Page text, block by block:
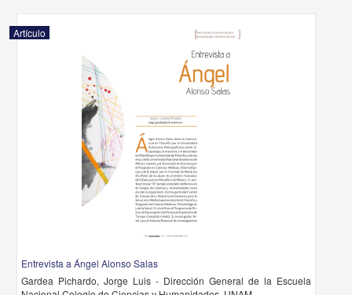
Artículo
Entrevista a Ángel Alonso Salas
Gardea Pichardo, Jorge Luis - Dirección General de la Escuela